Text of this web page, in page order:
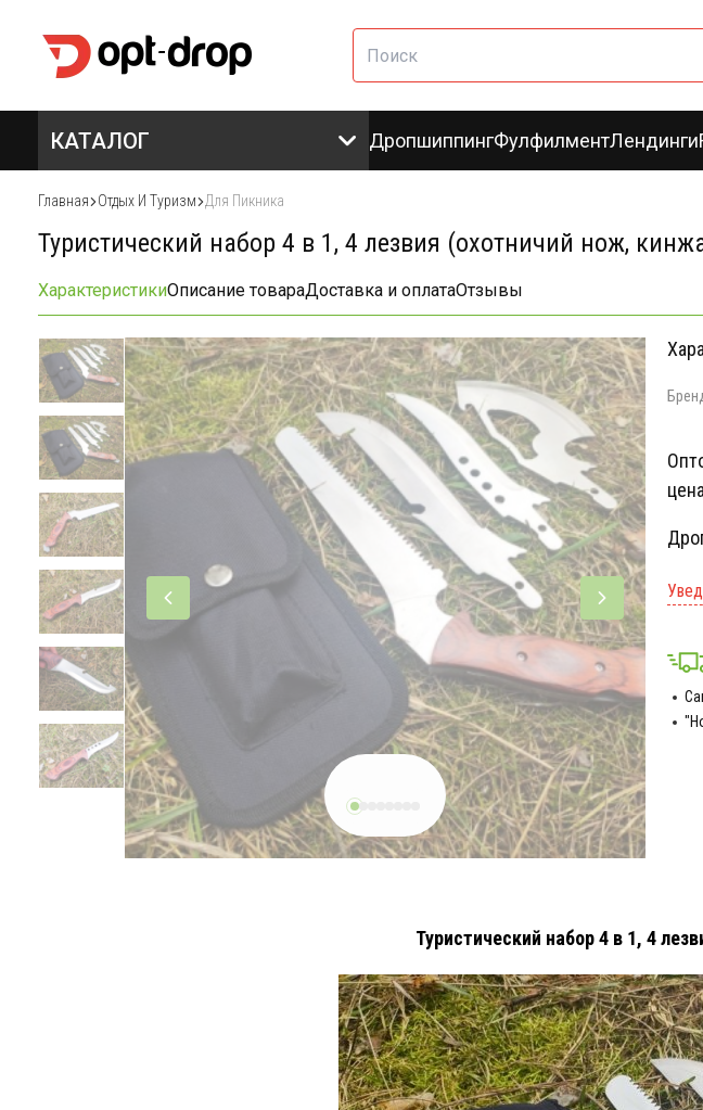
КАТАЛОГ ДропшиппингФулфилментЛендинги
Главная Отдых И Туризм Для Пикника
Туристический набор 4 в 1, 4 лезвия (охотничий нож,
ХарактеристикиОписание товараДоставка и оплатаОтзывы
цена
Туристический набор 4 в 1, 4